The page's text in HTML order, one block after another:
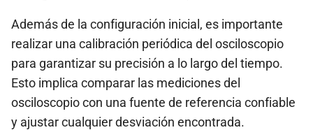
Además de la configuración inicial, es importante
realizar una calibración periódica del osciloscopio
para garantizar su precisión a lo largo del tiempo.
Esto implica comparar las mediciones del
osciloscopio con una fuente de referencia confiable
y ajustar cualquier desviación encontrada.